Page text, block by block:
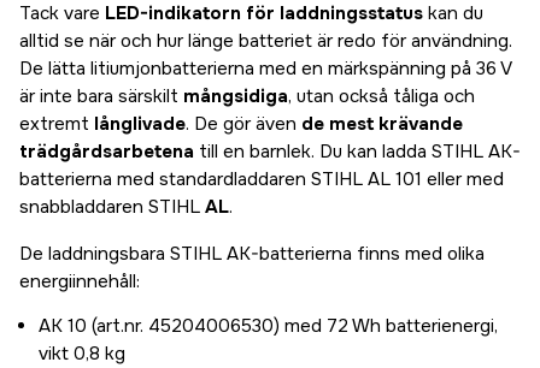
Tack vare LED-indikatorn för laddningsstatus kan du
alltid se när och hur länge batteriet är redo för användning.
De lätta litiumjonbatterierna med en märkspänning på 36 V
är inte bara särskilt mångsidiga, utan också tåliga och
extremt långlivade. De gör även de mest krävande
trädgårdsarbetena till en barnlek. Du kan ladda STIHL AK-
batterierna med standardladdaren STIHL AL 101 eller med
snabbladdaren STIHL AL.
De laddningsbara STIHL AK-batterierna finns med olika
energiinnehåll:
AK 10 (art.nr. 45204006530) med 72 Wh batterienergi,
vikt 0,8 kg